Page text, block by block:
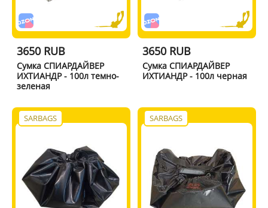
3650 RUB
Сумка СПИАРДАЙВЕР
ИХТИАНДР - 100л темно-
зеленая
3650 RUB
Сумка СПИАРДАЙВЕР
ИХТИАНДР - 100л черная
SARBAGS SARBAGS